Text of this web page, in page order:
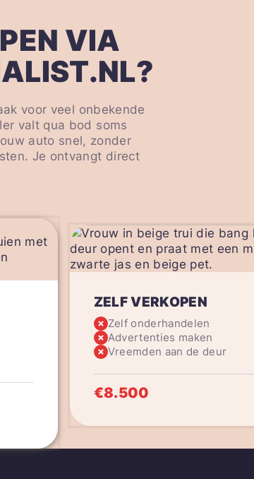
VIA
voor veel onbekende
valt qua bod soms
auto snel, zonder
Je ontvangt direct
ZELF VERKOPEN
Zelf onderhandelen
Advertenties maken
Vreemden aan de deur
€8.500